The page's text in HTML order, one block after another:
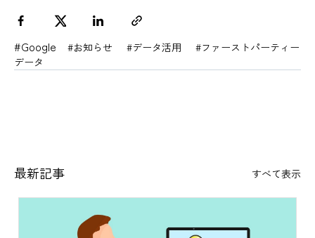
#Google #お知らせ #データ活用
#ファーストパーティー
データ
最新記事 すべて表示